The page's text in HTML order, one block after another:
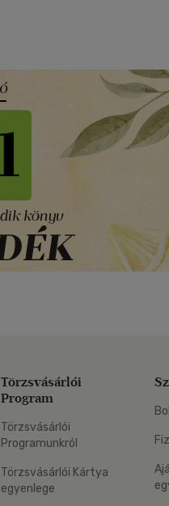
Törzsvásárlói
Program
Törzsvásárlói
Programunkról
Törzsvásárlói Kártya
egyenlege